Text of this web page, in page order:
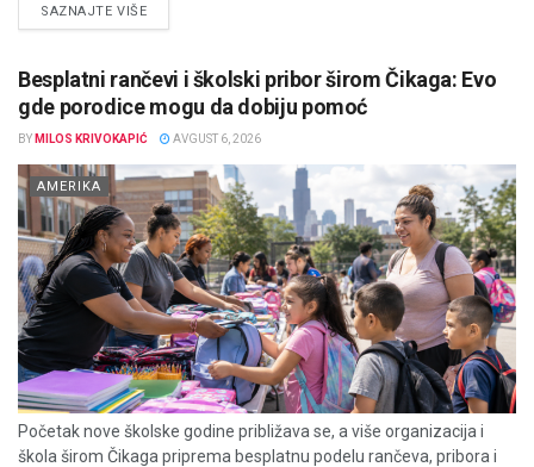
SAZNAJTE VIŠEDETAILS
Besplatni rančevi i školski pribor širom Čikaga: Evo
gde porodice mogu da dobiju pomoć
BY MILOS KRIVOKAPIĆ AVGUST 6, 2026
AMERIKA
Početak nove školske godine približava se, a više organizacija i
škola širom Čikaga priprema besplatnu podelu rančeva, pribora i